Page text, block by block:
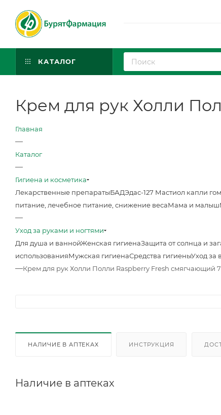
КАТАЛОГ
Крем для рук Холли
Главная
—
Каталог
—
Гигиена и косметика
Лекарственные препаратыБАДЭдас-127 Мастиол капли
питание, лечебное питание, снижение весаМама и малыш
—
Уход за руками и ногтями
Для душа и ваннойЖенская гигиенаЗащита от солнца и
использованияМужская гигиенаСредства гигиеныУход за
—Крем для рук Холли Полли Raspberry Fresh смягчающий
НАЛИЧИЕ В АПТЕКАХ ИНСТРУКЦИЯ
Наличие в аптеках